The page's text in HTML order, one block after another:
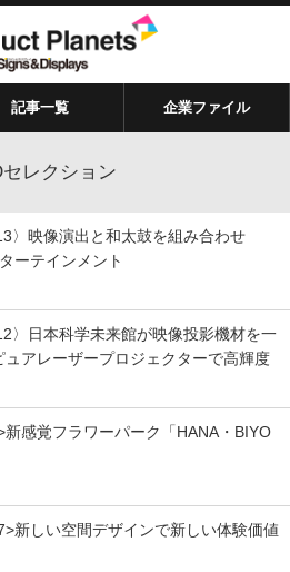
記事一覧 企業ファイル
セレクション
〉映像演出と和太鼓を組み合わせ
ーテインメント
〉日本科学未来館が映像投影機材を一
ュアレーザープロジェクターで高輝度
感覚フラワーパーク「HANA・BIYO
新しい空間デザインで新しい体験価値